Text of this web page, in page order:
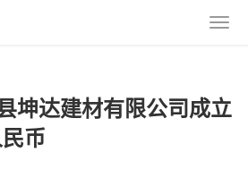
坤达建材有限公司成立
币